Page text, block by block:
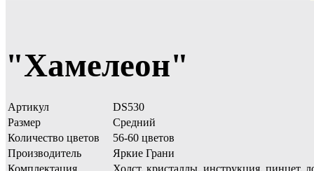
"Хамелеон"
Артикул
DS530
Размер
Средний
Количество цветов
56-60 цветов
Производитель
Яркие Грани